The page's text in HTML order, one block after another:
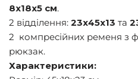
8х18х5 см.
2 відділення: 23х45х13 та
2 компресійних ременя з
рюкзак.
Характеристики: